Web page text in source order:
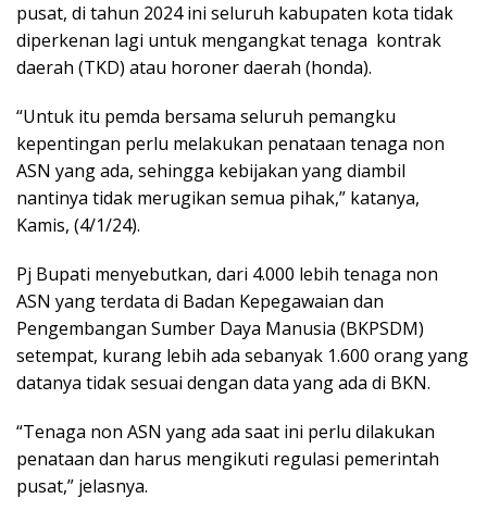
pusat, di tahun 2024 ini seluruh kabupaten kota tidak
diperkenan lagi untuk mengangkat tenaga kontrak
daerah (TKD) atau horoner daerah (honda).
“Untuk itu pemda bersama seluruh pemangku
kepentingan perlu melakukan penataan tenaga non
ASN yang ada, sehingga kebijakan yang diambil
nantinya tidak merugikan semua pihak,” katanya,
Kamis, (4/1/24).
Pj Bupati menyebutkan, dari 4.000 lebih tenaga non
ASN yang terdata di Badan Kepegawaian dan
Pengembangan Sumber Daya Manusia (BKPSDM)
setempat, kurang lebih ada sebanyak 1.600 orang yang
datanya tidak sesuai dengan data yang ada di BKN.
“Tenaga non ASN yang ada saat ini perlu dilakukan
penataan dan harus mengikuti regulasi pemerintah
pusat,” jelasnya.